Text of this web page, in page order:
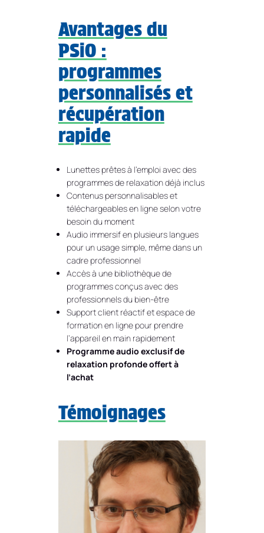
Avantages du
PSiO :
programmes
personnalisés et
récupération
rapide
Lunettes prêtes à l’emploi avec des
programmes de relaxation déjà inclus
Contenus personnalisables et
téléchargeables en ligne selon votre
besoin du moment
Audio immersif en plusieurs langues
pour un usage simple, même dans un
cadre professionnel
Accès à une bibliothèque de
programmes conçus avec des
professionnels du bien-être
Support client réactif et espace de
formation en ligne pour prendre
l’appareil en main rapidement
Programme audio exclusif de
relaxation profonde offert à
l’achat
Témoignages